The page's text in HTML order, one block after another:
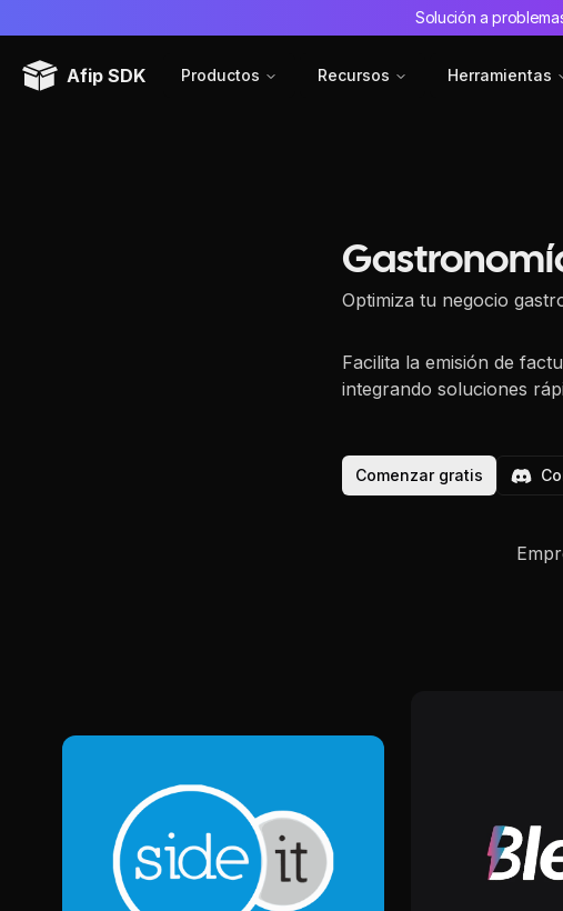
Solución a
Afip SDK Productos Recursos Herramientas
Optimiza tu negocio
Facilita la emisión de
integrando soluciones
Comenzar gratis